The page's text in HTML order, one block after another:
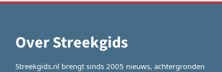
Over Streekgids
Streekgids.nl brengt sinds 2005 nieuws, achtergronden